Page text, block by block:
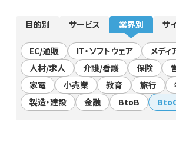
目的別 サービス 業界別 サ
EC/通販 IT・ソフトウェア メディ
人材/求人
介護/看護 保険
家電
小売業 教育 旅行
製造・建設
金融 BtoB